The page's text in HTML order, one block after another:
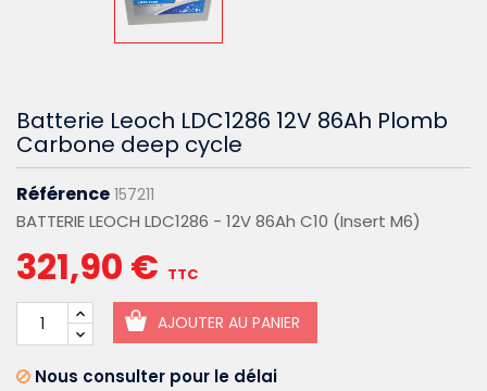
Batterie Leoch LDC1286 12V 86Ah Plomb
Carbone deep cycle
Référence 157211
BATTERIE LEOCH LDC1286 - 12V 86Ah C10 (Insert M6)
321,90 € TTC
AJOUTER AU PANIER
Nous consulter pour le délai